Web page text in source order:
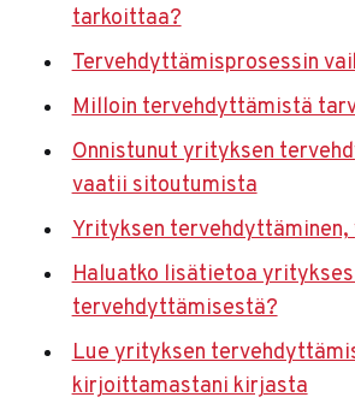
tarkoittaa?
Tervehdyttämisprosessin
Milloin tervehdyttämistä
Onnistunut yrityksen
vaatii sitoutumista
Yrityksen tervehdyttäminen,
Haluatko lisätietoa
tervehdyttämisestä?
Lue yrityksen
kirjoittamastani kirjasta